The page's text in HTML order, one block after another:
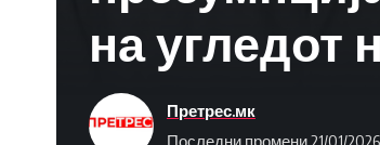
на угледот
Последни промени 21/01/2026
Претрес.мк